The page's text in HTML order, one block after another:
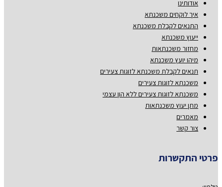
אודותינו
איך לוקחים משכנתא
התנאים לקבלת משכנתא
ייעוץ משכנתא
מחזור משכנתאות
מיהו יועץ משכנתא
תנאים לקבלת משכנתא לזוגות צעירים
משכנתא לזוגות צעירים
משכנתא לזוגות צעירים ללא הון עצמי
מתן יעוץ משכנתאות
מאמרים
צור קשר
פרטי התקשרות